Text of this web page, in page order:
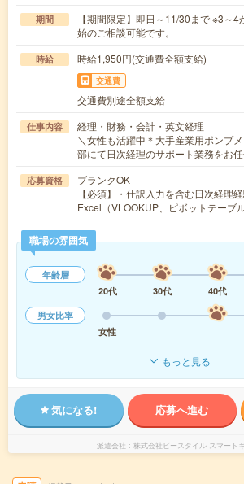
期間
【期間限定】即日～11/30まで ※3～
始のご相談可能です。
時給 時給1,950円(交通費全額支給)
交通費
交通費別途全額支給
仕事内容
経理・財務・会計・英文経理
＼女性も活躍中＊大手産業用ポンプ
部にて日次経理のサポート業務をお
応募資格
ブランクOK
【必須】・仕訳入力を含む日次経理経
Excel（VLOOKUP、ピボットテーブ
職場の雰囲気
年齢層
20代
30代 40代
男女比率
女性
もっと見る
気になる! 応募へ進む
派遣会社 株式会社ビースタイル スマート